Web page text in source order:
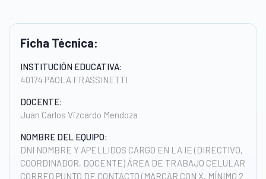
Ficha Técnica:
INSTITUCIÓN EDUCATIVA:
40174 PAOLA FRASSINETTI
DOCENTE:
Juan Carlos Vizcardo Mendoza
NOMBRE DEL EQUIPO:
DNI NOMBRE Y APELLIDOS CARGO EN LA IE (DIRECTIVO,
COORDINADOR, DOCENTE) ÁREA DE TRABAJO CELULAR
CORREO PUNTO DE CONTACTO (MARCAR CON X, MÍNIMO 2